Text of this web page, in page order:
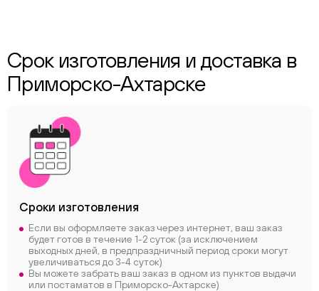
Срок изготовления и доставка в
Приморско-Ахтарске
Сроки изготовления
Если вы оформляете заказ через интернет, ваш заказ
будет готов в течение 1-2 суток (за исключением
выходных дней, в предпраздничный период сроки могут
увеличиваться до 3-4 суток)
Вы можете забрать ваш заказ в одном из пунктов выдачи
или постаматов в Приморско-Ахтарске)